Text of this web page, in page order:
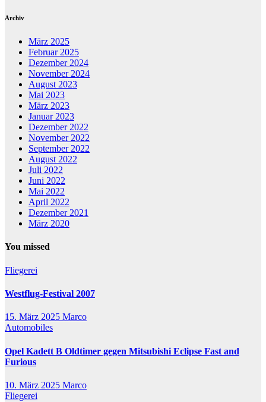
Archiv
März 2025
Februar 2025
Dezember 2024
November 2024
August 2023
Mai 2023
März 2023
Januar 2023
Dezember 2022
November 2022
September 2022
August 2022
Juli 2022
Juni 2022
Mai 2022
April 2022
Dezember 2021
März 2020
You missed
Fliegerei
Westflug-Festival 2007
15. März 2025 Marco
Automobiles
Opel Kadett B Oldtimer gegen Mitsubishi Eclipse Fast and
Furious
10. März 2025 Marco
Fliegerei